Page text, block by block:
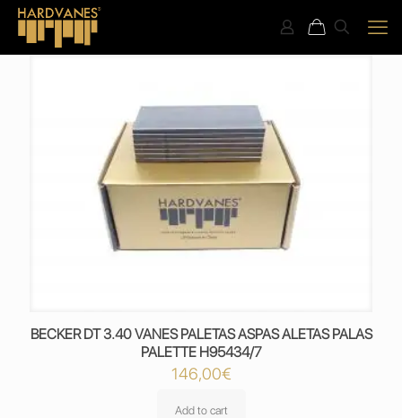
BECKER DT 3.40 VANES PALETAS ASPAS ALETAS PALAS
PALETTE H95434/7
146,00€
Add to cart